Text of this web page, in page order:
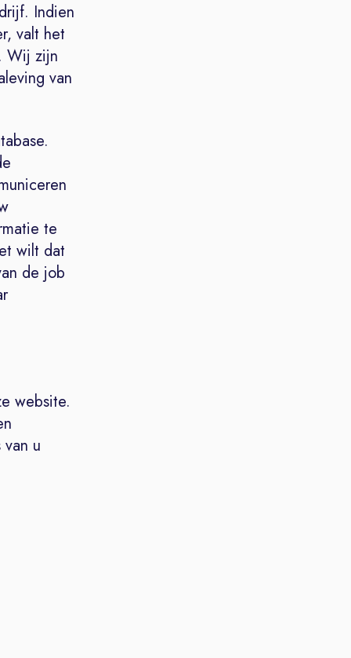
Indien
valt het
Wij zijn
van
te
wilt dat
de job
website.
u